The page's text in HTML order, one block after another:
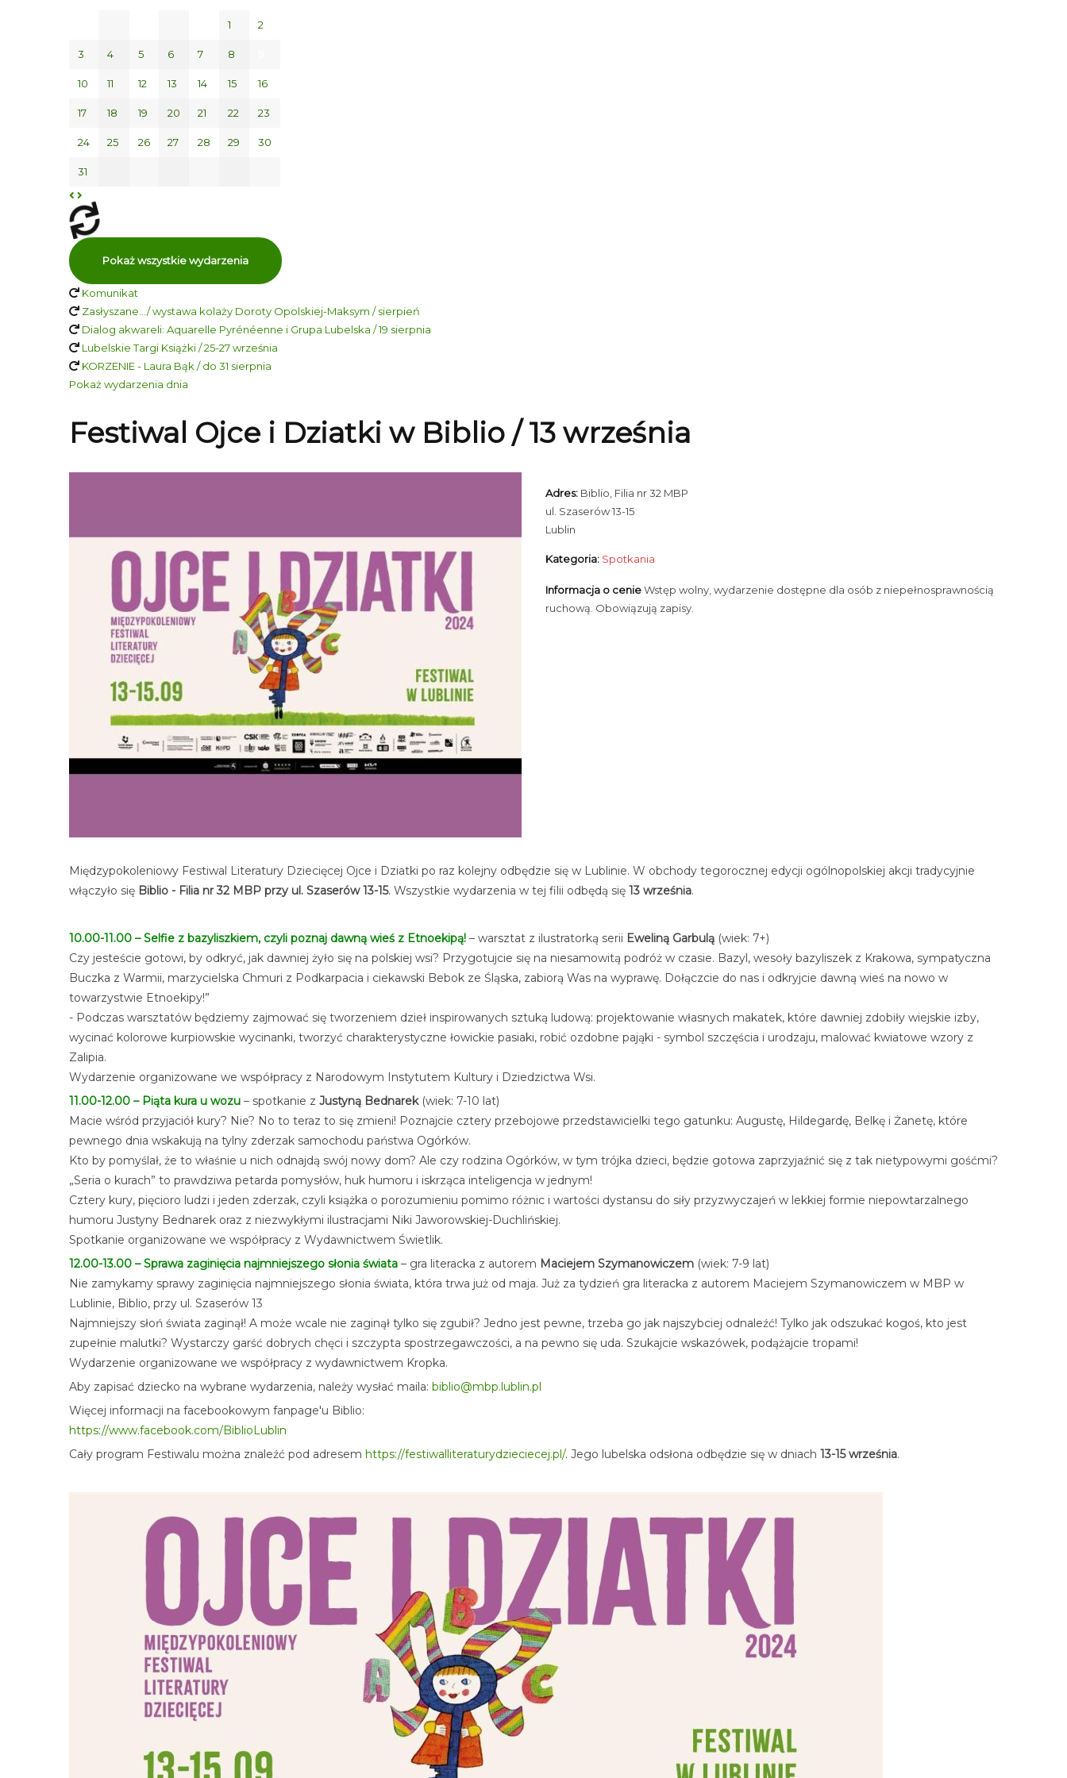
1 2
3 4 5 6 7 8
10 11 12 13 14 15 16
17 18 19 20 21 22 23
24 25 26 27 28 29 30
31
Pokaż wszystkie wydarzenia
Komunikat
Zasłyszane…/ wystawa kolaży Doroty Opolskiej-Maksym / sierpień
Dialog akwareli: Aquarelle Pyrénéenne i Grupa Lubelska / 19 sierpnia
Lubelskie Targi Książki / 25-27 września
KORZENIE - Laura Bąk / do 31 sierpnia
Pokaż wydarzenia dnia
Festiwal Ojce i Dziatki w Biblio / 13 września
Adres: Biblio, Filia nr 32 MBP
ul. Szaserów 13-15
Lublin
Kategoria: Spotkania
Informacja o cenieWstęp wolny, wydarzenie dostępne dla osób z niepełnosprawnością
ruchową. Obowiązują zapisy.
Międzypokoleniowy Festiwal Literatury Dziecięcej Ojce i Dziatki po raz kolejny odbędzie się w Lublinie. W obchody tegorocznej edycji ogólnopolskiej akcji tradycyjnie
włączyło się Biblio - Filia nr 32 MBP przy ul. Szaserów 13-15. Wszystkie wydarzenia w tej filii odbędą się 13 września.
10.00-11.00 – Selfie z bazyliszkiem, czyli poznaj dawną wieś z Etnoekipą! – warsztat z ilustratorką serii Eweliną Garbulą (wiek: 7+)
Czy jesteście gotowi, by odkryć, jak dawniej żyło się na polskiej wsi? Przygotujcie się na niesamowitą podróż w czasie. Bazyl, wesoły bazyliszek z Krakowa, sympatyczna
Buczka z Warmii, marzycielska Chmuri z Podkarpacia i ciekawski Bebok ze Śląska, zabiorą Was na wyprawę. Dołączcie do nas i odkryjcie dawną wieś na nowo w
towarzystwie Etnoekipy!”
- Podczas warsztatów będziemy zajmować się tworzeniem dzieł inspirowanych sztuką ludową: projektowanie własnych makatek, które dawniej zdobiły wiejskie izby,
wycinać kolorowe kurpiowskie wycinanki, tworzyć charakterystyczne łowickie pasiaki, robić ozdobne pająki - symbol szczęścia i urodzaju, malować kwiatowe wzory z
Zalipia.
Wydarzenie organizowane we współpracy z Narodowym Instytutem Kultury i Dziedzictwa Wsi.
11.00-12.00 – Piąta kura u wozu – spotkanie z Justyną Bednarek(wiek: 7-10 lat)
Macie wśród przyjaciół kury? Nie? No to teraz to się zmieni! Poznajcie cztery przebojowe przedstawicielki tego gatunku: Augustę, Hildegardę, Belkę i Żanetę, które
pewnego dnia wskakują na tylny zderzak samochodu państwa Ogórków.
Kto by pomyślał, że to właśnie u nich odnajdą swój nowy dom? Ale czy rodzina Ogórków, w tym trójka dzieci, będzie gotowa zaprzyjaźnić się z tak nietypowymi gośćmi?
„Seria o kurach” to prawdziwa petarda pomysłów, huk humoru i iskrząca inteligencja w jednym!
Cztery kury, pięcioro ludzi i jeden zderzak, czyli książka o porozumieniu pomimo różnic i wartości dystansu do siły przyzwyczajeń w lekkiej formie niepowtarzalnego
humoru Justyny Bednarek oraz z niezwykłymi ilustracjami Niki Jaworowskiej-Duchlińskiej.
Spotkanie organizowane we współpracy z Wydawnictwem Świetlik.
12.00-13.00 – Sprawa zaginięcia najmniejszego słonia świata – gra literacka z autorem Maciejem Szymanowiczem (wiek: 7-9 lat)
Nie zamykamy sprawy zaginięcia najmniejszego słonia świata, która trwa już od maja. Już za tydzień gra literacka z autorem Maciejem Szymanowiczem w MBP w
Lublinie, Biblio, przy ul. Szaserów 13
Najmniejszy słoń świata zaginął! A może wcale nie zaginął tylko się zgubił? Jedno jest pewne, trzeba go jak najszybciej odnaleźć! Tylko jak odszukać kogoś, kto jest
zupełnie malutki? Wystarczy garść dobrych chęci i szczypta spostrzegawczości, a na pewno się uda. Szukajcie wskazówek, podążajcie tropami!
Wydarzenie organizowane we współpracy z wydawnictwem Kropka.
Aby zapisać dziecko na wybrane wydarzenia, należy wysłać maila: biblio@mbp.lublin.pl
Więcej informacji na facebookowym fanpage'u Biblio:
https://www.facebook.com/BiblioLublin
Cały program Festiwalu można znaleźć pod adresem https://festiwalliteraturydzieciecej.pl/. Jego lubelska odsłona odbędzie się w dniach 13-15 września.